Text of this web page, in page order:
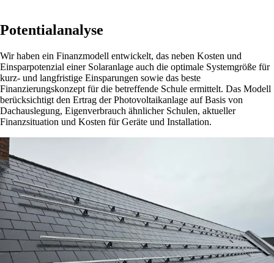
Potentialanalyse
Wir haben ein Finanzmodell entwickelt, das neben Kosten und
Einsparpotenzial einer Solaranlage auch die optimale Systemgröße für
kurz- und langfristige Einsparungen sowie das beste
Finanzierungskonzept für die betreffende Schule ermittelt. Das Modell
berücksichtigt den Ertrag der Photovoltaikanlage auf Basis von
Dachauslegung, Eigenverbrauch ähnlicher Schulen, aktueller
Finanzsituation und Kosten für Geräte und Installation.